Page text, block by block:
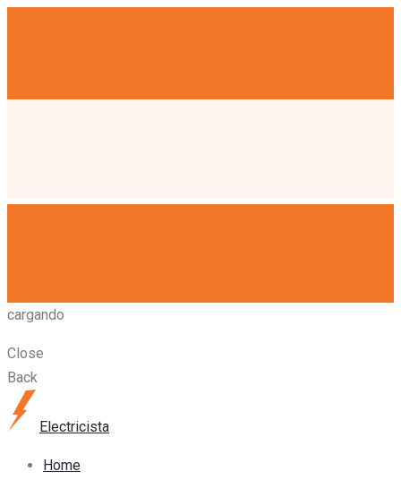
cargando
Close
Back
Electricista
Home